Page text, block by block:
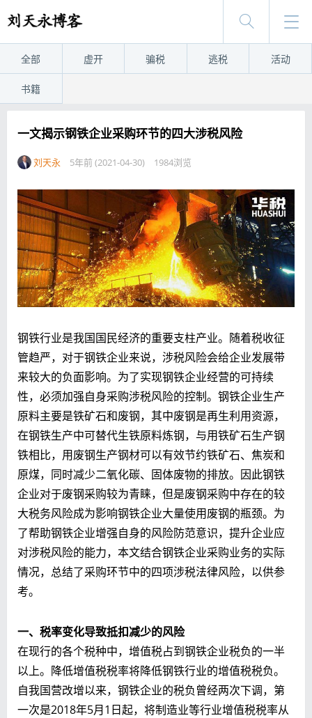
全部 虚开 骗税 逃税 活动
书籍
一文揭示钢铁企业采购环节的四大涉税风险
刘天永 5年前 (2021-04-30) 1984浏览
钢铁行业是我国国民经济的重要支柱产业。随着税收征
管趋严，对于钢铁企业来说，涉税风险会给企业发展带
来较大的负面影响。为了实现钢铁企业经营的可持续
性，必须加强自身采购涉税风险的控制。钢铁企业生产
原料主要是铁矿石和废钢，其中废钢是再生利用资源，
在钢铁生产中可替代生铁原料炼钢，与用铁矿石生产钢
铁相比，用废钢生产钢材可以有效节约铁矿石、焦炭和
原煤，同时减少二氧化碳、固体废物的排放。因此钢铁
企业对于废钢采购较为青睐，但是废钢采购中存在的较
大税务风险成为影响钢铁企业大量使用废钢的瓶颈。为
了帮助钢铁企业增强自身的风险防范意识，提升企业应
对涉税风险的能力，本文结合钢铁企业采购业务的实际
情况，总结了采购环节中的四项涉税法律风险，以供参
考。
一、税率变化导致抵扣减少的风险
在现行的各个税种中，增值税占到钢铁企业税负的一半
以上。降低增值税税率将降低钢铁行业的增值税税负。
自我国营改增以来，钢铁企业的税负曾经两次下调，第
一次是2018年5月1日起，将制造业等行业增值税税率从